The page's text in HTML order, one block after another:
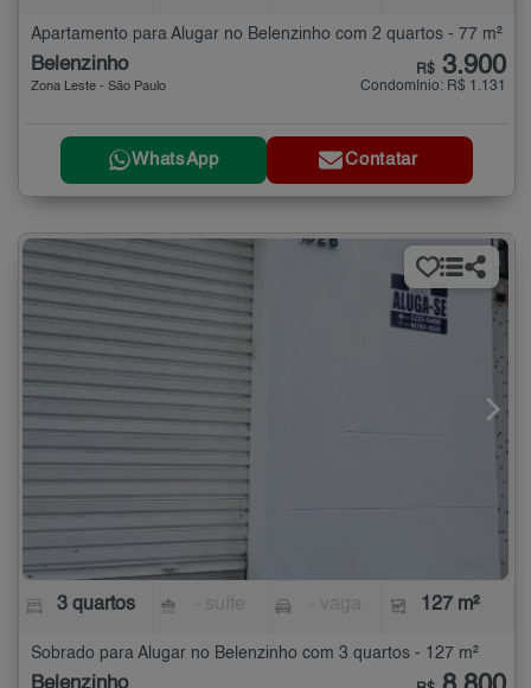
Apartamento para Alugar no Belenzinho com 2 quartos - 77 m²
Belenzinho
Zona Leste - São Paulo
R$ 3.900
Condomínio: R$ 1.131
WhatsApp Contatar
3 quartos 127 m²
Sobrado para Alugar no Belenzinho com 3 quartos - 127 m²
Belenzinho